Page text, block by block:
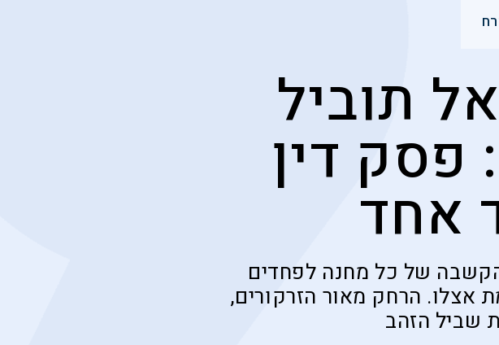
תוביל
דין
אחד
של כל מחנה לפחדים
אצלו. הרחק מאור הזרקורים,
שביל הזהב